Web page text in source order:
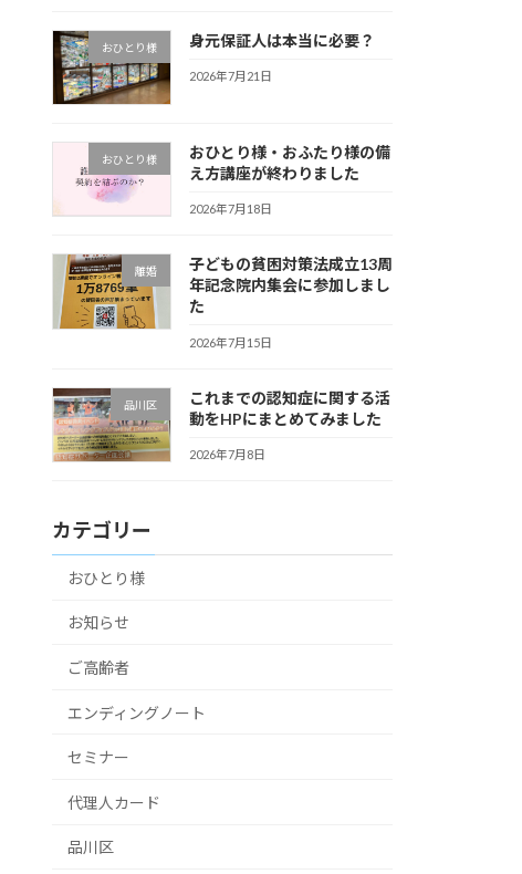
おひとり様 身元保証人は本当に必要？
2026年7月21日
おひとり様
おひとり様・おふたり様の備
え方講座が終わりました
2026年7月18日
離婚
子どもの貧困対策法成立13周
年記念院内集会に参加しまし
た
2026年7月15日
品川区
これまでの認知症に関する活
動をHPにまとめてみました
2026年7月8日
カテゴリー
おひとり様
お知らせ
ご高齢者
エンディングノート
セミナー
代理人カード
品川区